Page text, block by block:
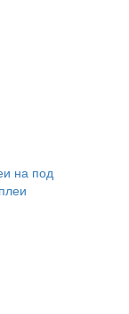
на под